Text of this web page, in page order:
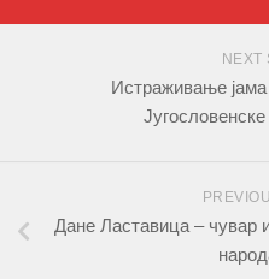
NEXT
Истраживање
Дане Ластавица – чувар